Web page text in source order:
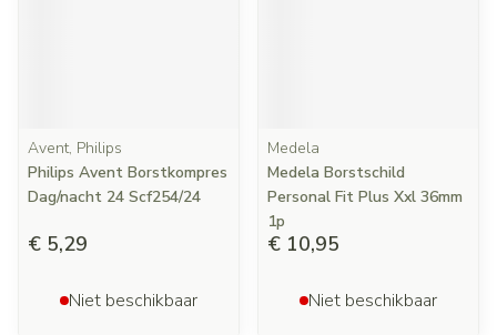
Avent, Philips
Philips Avent Borstkompres
Dag/nacht 24 Scf254/24
€ 5,29
Niet beschikbaar
Medela
Medela Borstschild
Personal Fit Plus Xxl 36mm
1p
€ 10,95
Niet beschikbaar